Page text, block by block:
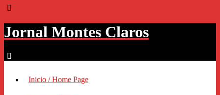
Jornal Montes Claros
Inicio / Home Page